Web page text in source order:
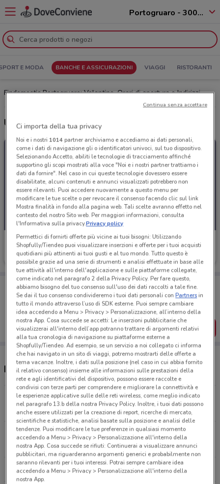
Portogruaro - 30020
E MODA BANCHE E ASSICURAZIONI VIAGGI RISTORANTI
Findomestic Portogruaro: Volantino, Orari di apertura e Indirizzi
Ultime offerte del volantino Findomestic
Findomestic
Scade il 03/09
Porta DoveConviene sempre con te!
Puoi trovare le migliori offerte dei negozi vicino a te,
salvarle e creare la tua lista del risparmio, comodamente
dal tuo cellulare.
SCARICA L’APP
Negozi Findomestic a Portogruaro
Viale Trieste, 58/A Portogruaro
863 m
CHIUSO
Viale Della Libertà, 2/D Pordenone
24.5 km
CHIUSO
Tutti i negozi Findomestic
Ci importa della tua privacy
Noi e i nostri 1014partner archiviamo e accediamo ai dati personali,
come i dati di navigazione gli o identificatori univoci, sul tuo dispositivo.
Selezionando Accetto, abiliti le tecnologie di tracciamento affinché
supportino gli scopi mostrati alla voce "Noi e i nostri partner trattiamo i
dati da fornire". Nel caso in cui queste tecnologie dovessero essere
disabilitate, alcuni contenuti e annunci visualizzati potrebbero non
essere rilevanti. Puoi accedere nuovamente a questo menu per
modificare le tue scelte o per revocare il consenso facendo clic sul link
Mostra finalità in fondo alla pagina web. Tali scelte avranno effetto nel
contesto del nostro Sito web. Per maggiori informazioni, consulta
l'Informativa sulla privacy.Privacy policy
Permettici di fornirti offerte più vicine ai tuoi bisogni: Utilizzando
Shopfully/Tiendeo puoi visualizzare inserzioni e offerte per i tuoi acquisti
quotidiani più attinenti ai tuoi gusti e al tuo mondo. Tutto questo è
possibile grazie ad una serie di strumenti e analisi effettuate in base alle
tue attività all'interno dell'applicazione e sulle piattaforme collegate,
come indicato nel paragrafo 2 della Privacy Policy. Per fare questo,
abbiamo bisogno del tuo consenso sull'uso dei dati raccolti a tale fine.
Se dai il tuo consenso condivideremo i tuoi dati personali conPartnersin
tutto il mondo attraverso l’uso di SDK esterne. Puoi sempre cambiare
idea accedendo a Menu > Privacy > Personalizzazione, all’interno della
nostra App. Cosa succede se accetti: Le inserzioni pubblicitarie che
visualizzerai all'interno dell’app potranno trattare di argomenti relativi
alla tua cronologia di navigazione su piattaforme esterne a
Shopfully/Tiendeo. Ad esempio, se un servizio a noi collegato ci informa
che hai navigato in un sito di viaggi, potremo mostrarti delle offerte a
tema vacanze. Inoltre, i dati sulla posizione (nel caso in cui abbia fornito
il relativo consenso) insieme alle informazioni sulle prestazioni della
rete e agli identificativi del dispositivo, possono essere raccolte e
condivisi con terze parti per comprendere e migliorare la connettività e
le esperienze applicative sulle delle reti wireless, come meglio indicato
nel paragrafo 13.b della nostra Privacy Policy. Inoltre, i tuoi dati possono
anche essere utilizzati per la creazione di report, ricerche di mercato,
scientifiche e statistiche, analisi basate sulla posizione e analisi delle
tendenze. Puoi modificare le tue preferenze in qualsiasi momento
accedendo a Menu > Privacy > Personalizzazione all'interno della
nostra App. Cosa succede se rifiuti: Continuerai a visualizzare annunci
pubblicitari, ma riguarderanno argomenti generici e probabilmente non
saranno rilevanti per i tuoi interessi. Potrai sempre cambiare idea
accedendo a Menu > Privacy > Personalizzazione all'interno della
nostra App.
Continua senza accettare